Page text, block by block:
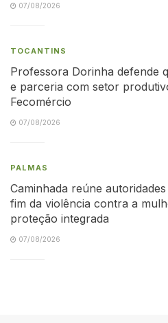
07/08/2026
TOCANTINS
Professora Dorinha defende
e parceria com setor
Fecomércio
07/08/2026
PALMAS
Caminhada reúne
fim da violência contra a
proteção integrada
07/08/2026